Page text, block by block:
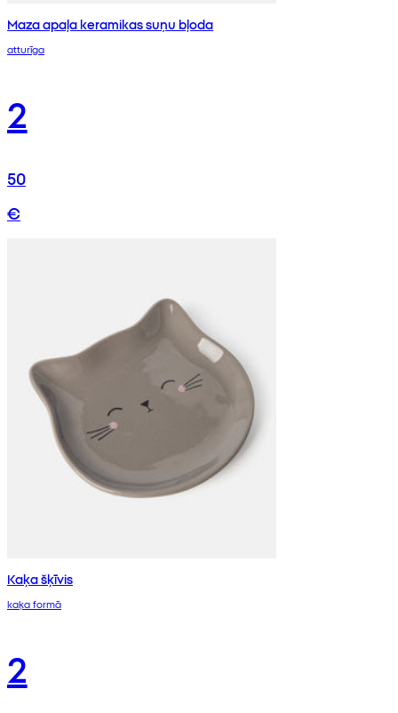
Maza apaļa keramikas suņu bļoda
atturīga
2
50
€
Kaķa šķīvis
kaķa formā
2